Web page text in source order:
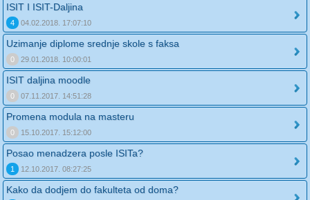
ISIT I ISIT-Daljina
4 04.02.2018. 17:07:10
Uzimanje diplome srednje skole s faksa
0 29.01.2018. 10:00:01
ISIT daljina moodle
0 07.11.2017. 14:51:28
Promena modula na masteru
0 15.10.2017. 15:12:00
Posao menadzera posle ISITa?
1 12.10.2017. 08:27:25
Kako da dodjem do fakulteta od doma?